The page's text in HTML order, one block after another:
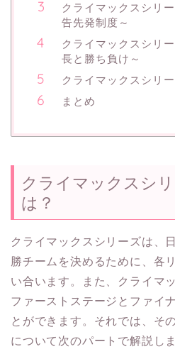
クライマックスシリ
告先発制度～
クライマックスシリ
長と勝ち負け～
クライマックスシリ
まとめ
クライマックスシ
は？
クライマックスシリーズは、
勝チームを決めるために、各
い合います。また、クライマ
ファーストステージとファイ
とができます。それでは、そ
について次のパートで解説しま